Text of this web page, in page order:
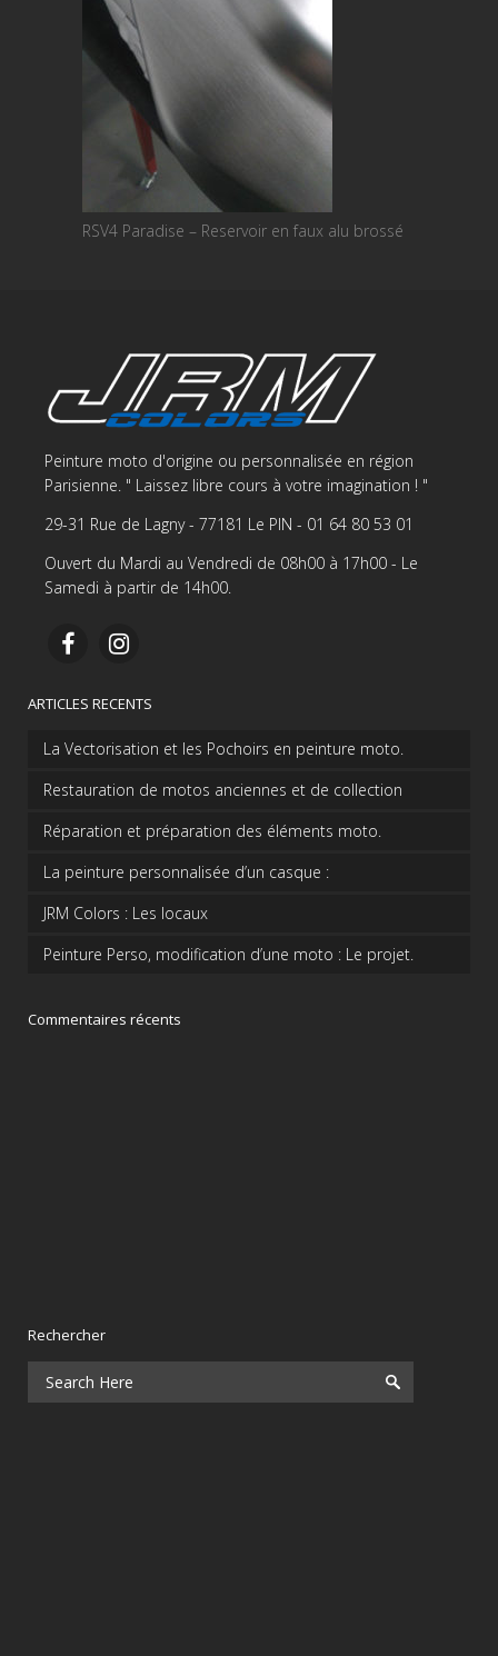
RSV4 Paradise – Reservoir en faux alu brossé
Peinture moto d'origine ou personnalisée en région
Parisienne. " Laissez libre cours à votre imagination ! "
29-31 Rue de Lagny - 77181 Le PIN - 01 64 80 53 01
Ouvert du Mardi au Vendredi de 08h00 à 17h00 - Le
Samedi à partir de 14h00.
ARTICLES RECENTS
La Vectorisation et les Pochoirs en peinture moto.
Restauration de motos anciennes et de collection
Réparation et préparation des éléments moto.
La peinture personnalisée d’un casque :
JRM Colors : Les locaux
Peinture Perso, modification d’une moto : Le projet.
Commentaires récents
Rechercher